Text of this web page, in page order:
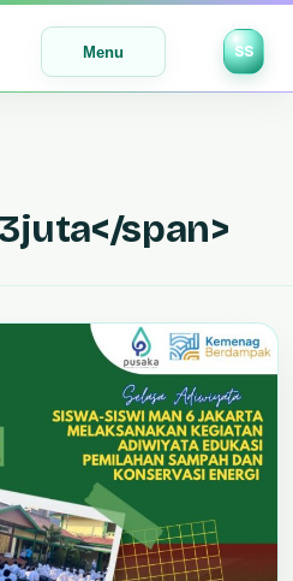
Menu SS
span>